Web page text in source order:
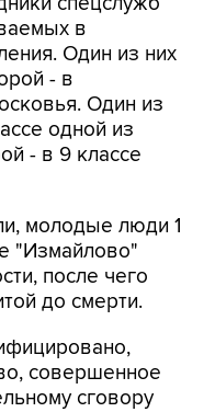
в
Один из них
- в
Один из
одной из
- в 9 классе
молодые люди 1
"Измайлово"
после чего
до смерти.
совершенное
сговору